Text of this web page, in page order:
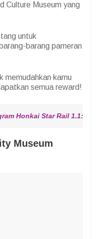
Culture Museum yang
untuk
barang pameran
memudahkan kamu
semua reward!
Honkai Star Rail 1.1:
Museum